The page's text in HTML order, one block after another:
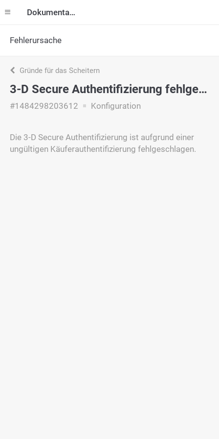
Dokumentation
Fehlerursache
Gründe für das Scheitern
3-D Secure Authentifizierung fehlgeschlagen
#1484298203612 Konfiguration
Die 3-D Secure Authentifizierung ist aufgrund einer
ungültigen Käuferauthentifizierung fehlgeschlagen.